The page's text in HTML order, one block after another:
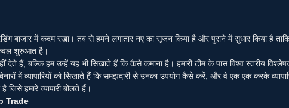
में कदम रखा। तब से हमने लगातार नए का सृजन किया है और पुराने में सुधार किया है
केवल शुरुआत है।
नहीं देते हैं, बल्कि हम उन्हें यह भी सिखाते हैं कि कैसे कमाना है। हमारी टीम के पास विश्व स्तरीय
में व्यापारियों को सिखाते हैं कि समझदारी से उनका उपयोग कैसे करें, और वे एक एक करके
जिसे हमारे व्यापारी बोलते हैं।
Trade